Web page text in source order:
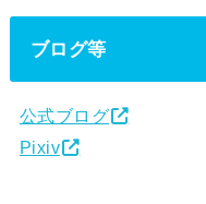
ブログ等
公式ブログ
Pixiv